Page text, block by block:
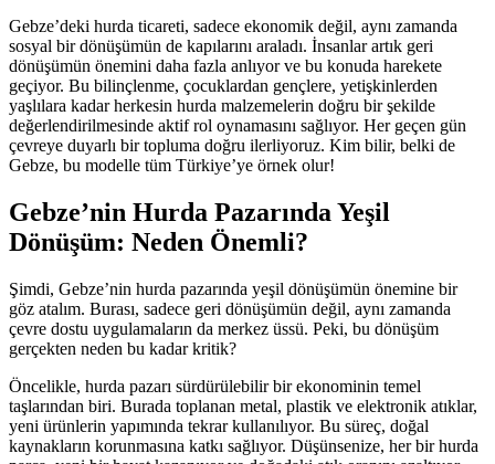
Gebze’deki hurda ticareti, sadece ekonomik değil, aynı zamanda
sosyal bir dönüşümün de kapılarını araladı. İnsanlar artık geri
dönüşümün önemini daha fazla anlıyor ve bu konuda harekete
geçiyor. Bu bilinçlenme, çocuklardan gençlere, yetişkinlerden
yaşlılara kadar herkesin hurda malzemelerin doğru bir şekilde
değerlendirilmesinde aktif rol oynamasını sağlıyor. Her geçen gün
çevreye duyarlı bir topluma doğru ilerliyoruz. Kim bilir, belki de
Gebze, bu modelle tüm Türkiye’ye örnek olur!
Gebze’nin Hurda Pazarında Yeşil
Dönüşüm: Neden Önemli?
Şimdi, Gebze’nin hurda pazarında yeşil dönüşümün önemine bir
göz atalım. Burası, sadece geri dönüşümün değil, aynı zamanda
çevre dostu uygulamaların da merkez üssü. Peki, bu dönüşüm
gerçekten neden bu kadar kritik?
Öncelikle, hurda pazarı sürdürülebilir bir ekonominin temel
taşlarından biri. Burada toplanan metal, plastik ve elektronik atıklar,
yeni ürünlerin yapımında tekrar kullanılıyor. Bu süreç, doğal
kaynakların korunmasına katkı sağlıyor. Düşünsenize, her bir hurda